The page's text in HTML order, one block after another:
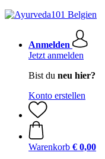
Anmelden
Jetzt anmelden
Bist du neu hier?
Konto erstellen
Warenkorb € 0,00